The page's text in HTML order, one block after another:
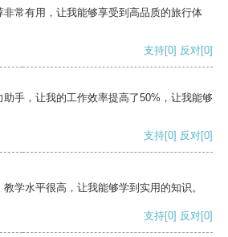
常有用，让我能够享受到高品质的旅行体
支持[0] 反对[0]
手，让我的工作效率提高了50%，让我能够
支持[0] 反对[0]
学水平很高，让我能够学到实用的知识。
支持[0] 反对[0]